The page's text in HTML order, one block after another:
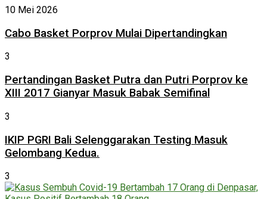
10 Mei 2026
Cabo Basket Porprov Mulai Dipertandingkan
3
Pertandingan Basket Putra dan Putri Porprov ke
XIII 2017 Gianyar Masuk Babak Semifinal
3
IKIP PGRI Bali Selenggarakan Testing Masuk
Gelombang Kedua.
3